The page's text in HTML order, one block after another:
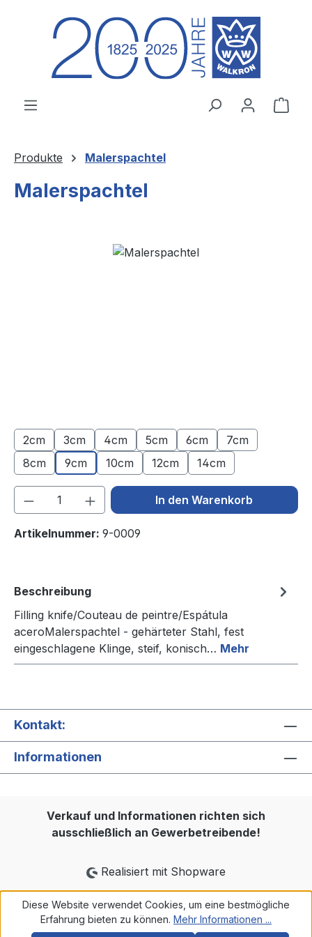
Zum Hauptinhalt springen
Produkte Malerspachtel
Malerspachtel
Bildergalerie überspringen
2cm 3cm 4cm 5cm 6cm
7cm
8cm
9cm 10cm 12cm 14cm
Produkt Anzahl: Gib denIn den Warenkorb
Artikelnummer: 9-0009
Beschreibung
Filling knife/Couteau de peintre/Espátula
aceroMalerspachtel - gehärteter Stahl, fest
eingeschlagene Klinge, steif, konisch… Mehr
Kontakt:
Informationen
Verkauf und Informationen richten sich
ausschließlich an Gewerbetreibende!
Realisiert mit Shopware
Diese Website verwendet Cookies, um eine bestmögliche
Erfahrung bieten zu können. Mehr Informationen ...